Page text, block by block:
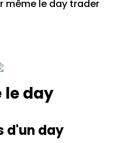
même le day trader
le day
d'un day